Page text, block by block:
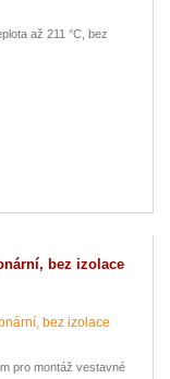
až 211 °C, bez
bez izolace
pro montáž vestavné